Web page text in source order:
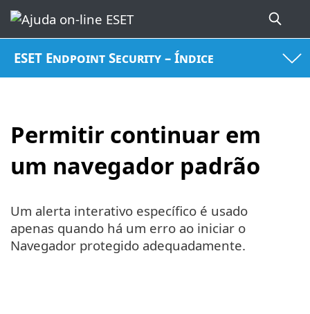
ESET Endpoint Security – Índice
Permitir continuar em
um navegador padrão
Um alerta interativo específico é usado
apenas quando há um erro ao iniciar o
Navegador protegido adequadamente.